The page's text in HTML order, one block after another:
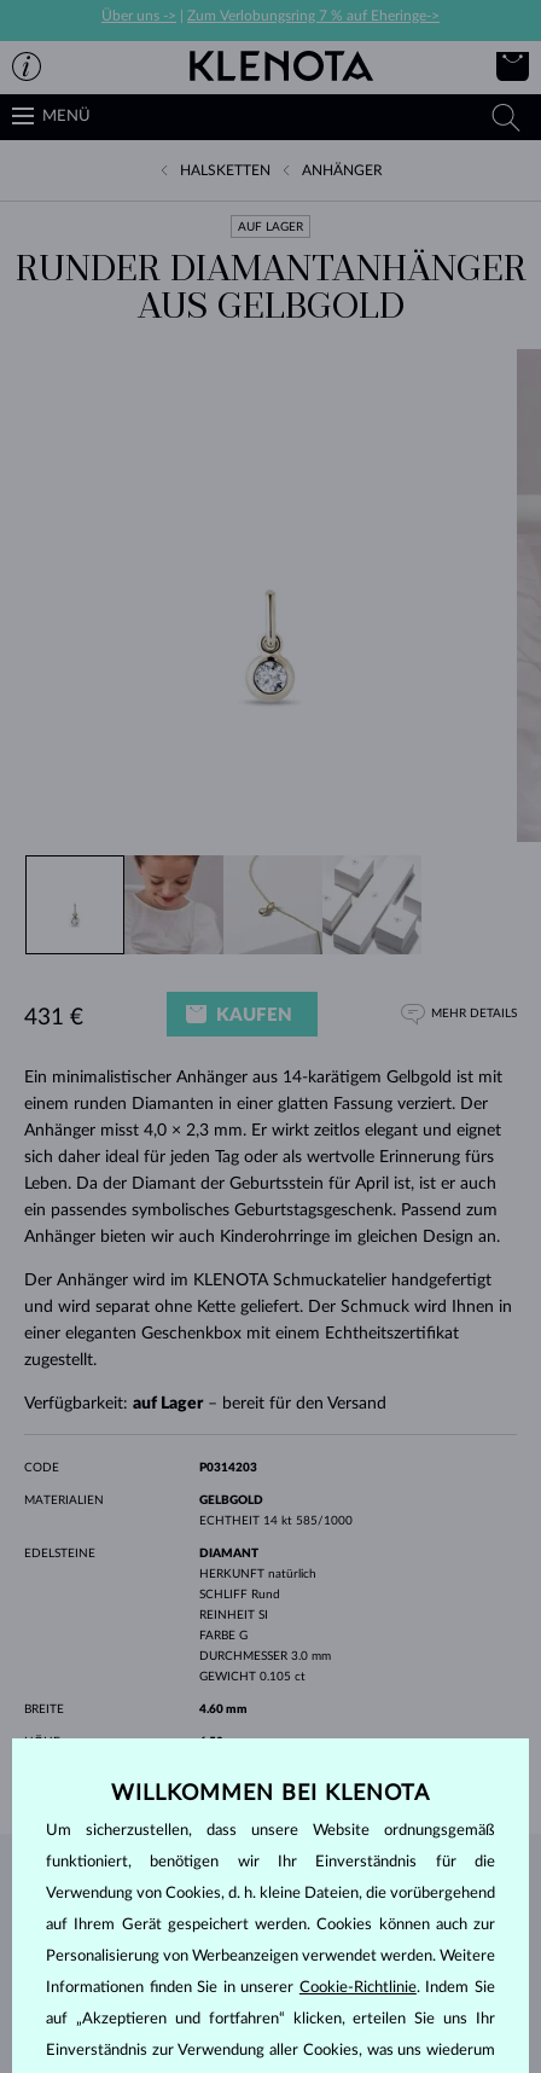
Über uns -> Zum Verlobungsring 7 % auf Eheringe->
MENÜ
HALSKETTEN ANHÄNGER
AUF LAGER
RUNDER DIAMANTANHÄNGER
AUS GELBGOLD
Ein minimalistischer Anhänger aus 14-karätigem Gelbgold ist mit
einem runden Diamanten in einer glatten Fassung verziert. Der
Anhänger misst 4,0 × 2,3 mm. Er wirkt zeitlos elegant und eignet
sich daher ideal für jeden Tag oder als wertvolle Erinnerung fürs
Leben. Da der Diamant der Geburtsstein für April ist, ist er auch
ein passendes symbolisches Geburtstagsgeschenk. Passend zum
Anhänger bieten wir auch Kinderohrringe im gleichen Design an.
Der Anhänger wird im KLENOTA Schmuckatelier handgefertigt
und wird separat ohne Kette geliefert. Der Schmuck wird Ihnen in
einer eleganten Geschenkbox mit einem Echtheitszertifikat
zugestellt.
Verfügbarkeit: auf Lager– bereit für den Versand
431 € KAUFEN MEHR DETAILS
CODE P0314203
MATERIALIEN
GELBGOLD
ECHTHEIT 14 kt 585/1000
EDELSTEINE
DIAMANT
HERKUNFT natürlich
SCHLIFF Rund
REINHEIT SI
FARBE G
DURCHMESSER 3.0 mm
GEWICHT 0.105 ct
BREITE 4.60 mm
HÖHE 6.50 mm
SCHMUCK AUS DEMKLENOTA ATELIER
WILLKOMMEN BEI KLENOTA
Um sicherzustellen, dass unsere Website ordnungsgemäß
funktioniert, benötigen wir Ihr Einverständnis für die
Verwendung von Cookies, d. h. kleine Dateien, die vorübergehend
auf Ihrem Gerät gespeichert werden. Cookies können auch zur
Personalisierung von Werbeanzeigen verwendet werden. Weitere
Informationen finden Sie in unserer Cookie-Richtlinie. Indem Sie
auf „Akzeptieren und fortfahren“ klicken, erteilen Sie uns Ihr
Einverständnis zur Verwendung aller Cookies, was uns wiederum